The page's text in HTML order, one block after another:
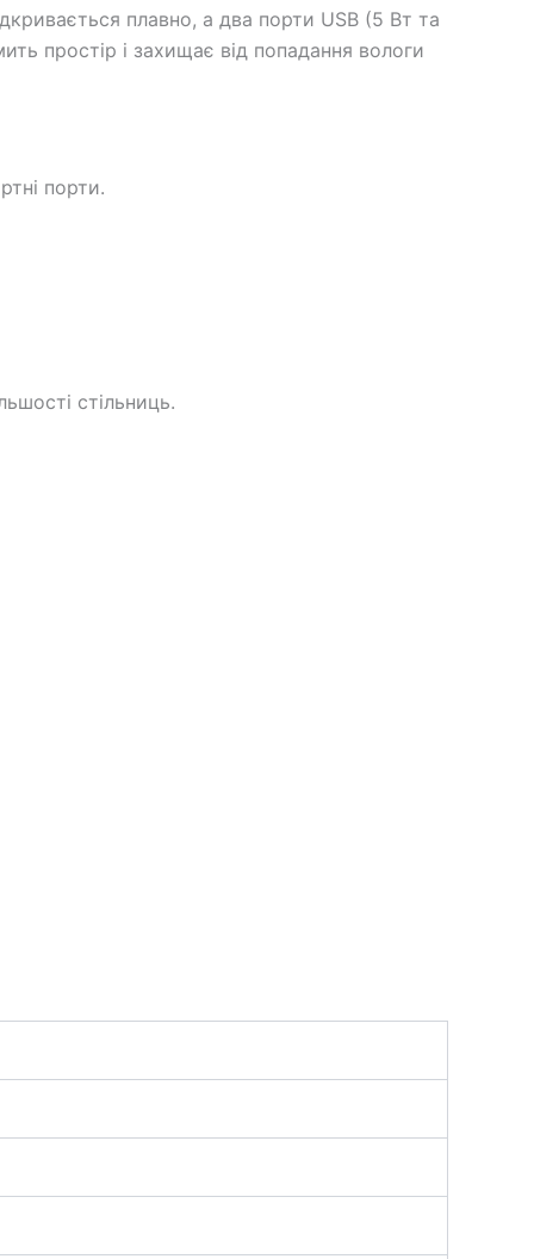
плавно, а два порти USB (5 Вт та
простір і захищає від попадання вологи
порти.
стільниць.